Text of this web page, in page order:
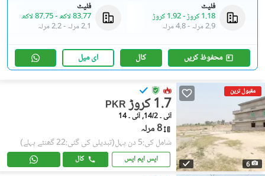
فلیٹ
1.18 کروڑ
-1.92 کروڑ
2.9 مرلہ
-4.8 مرلہ
فلیٹ
83.77 لاکھ
-87.75 لاکھ
2.1 مرلہ
-2.2 مرلہ
محفوظ کریں کال ای میل
مقبول ترین
6
PKR 1.7 کروڑ
آئی ۔ 14/2, آئی ۔ 14
8 مرلہ
شامل کی:5 دن پہل (تبدیلی کی گئی:22 گھنٹے پہلے)
ایس ایم ایس کال